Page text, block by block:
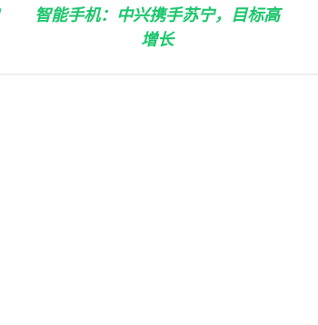
智能手机：中兴携手苏宁，目标高
增长